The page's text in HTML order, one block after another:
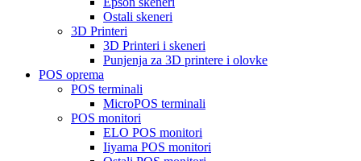
Ostali skeneri
3D Printeri
3D Printeri i skeneri
Punjenja za 3D printere i olovke
POS oprema
POS terminali
MicroPOS terminali
POS monitori
ELO POS monitori
Iiyama POS monitori